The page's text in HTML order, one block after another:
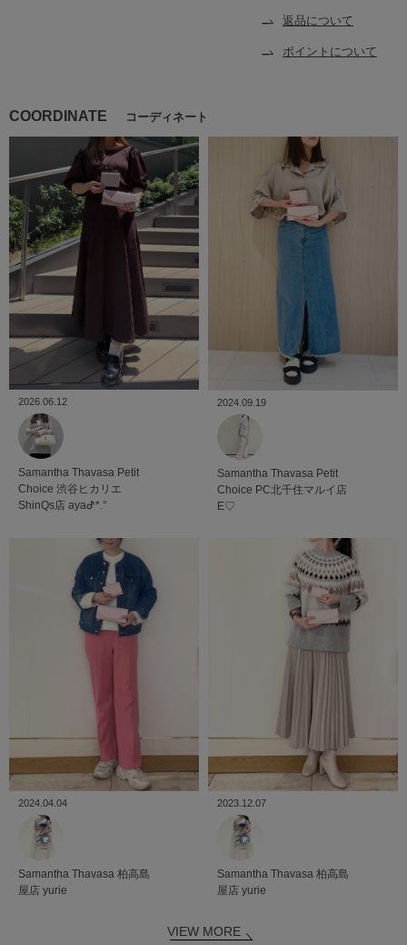
返品について
ポイントについて
COORDINATE コーディネート
2026.06.12
Samantha Thavasa Petit
Choice 渋谷ヒカリエ
ShinQs店 ayaᕷ*.°
2024.09.19
Samantha Thavasa Petit
Choice PC北千住マルイ店
E♡
2024.04.04
Samantha Thavasa 柏高島
屋店 yurie
2023.12.07
Samantha Thavasa 柏高島
屋店 yurie
VIEW MORE